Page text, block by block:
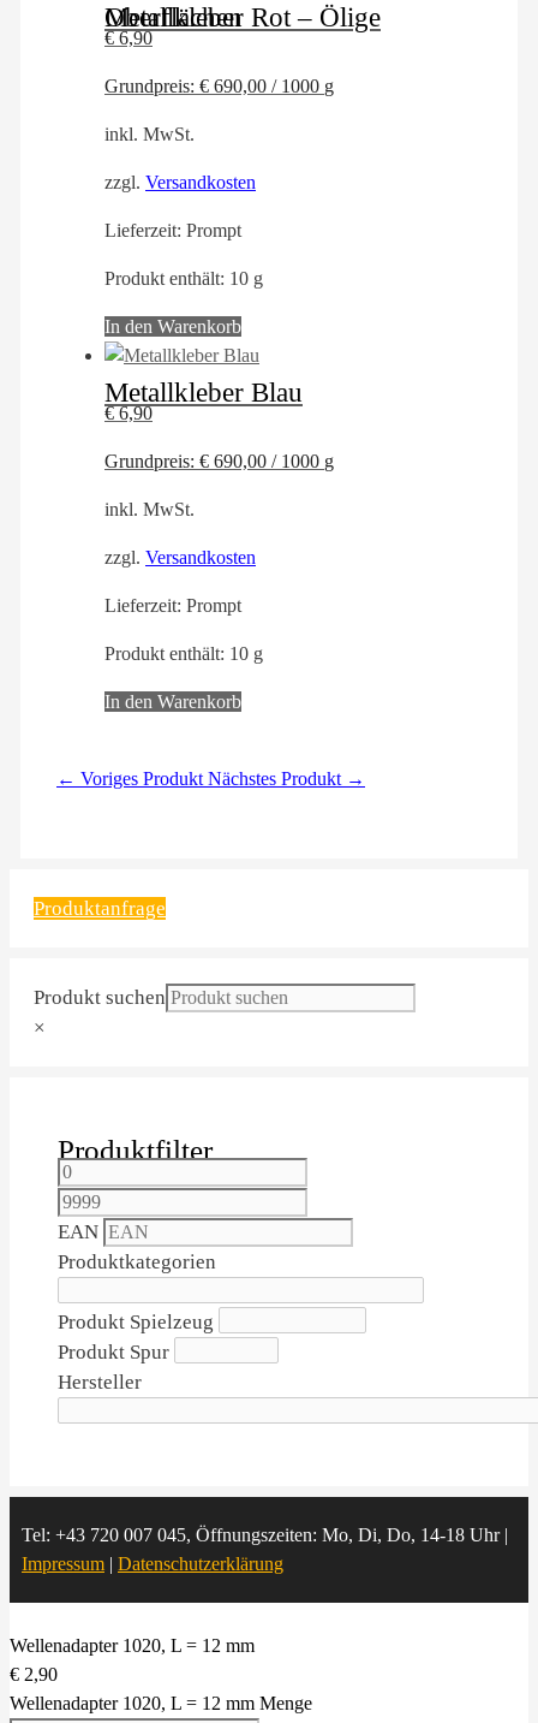
Metallkleber Rot – Ölige Oberflächen
€6,90
Grundpreis: € 690,00 / 1000 g
inkl. MwSt.
zzgl. Versandkosten
Lieferzeit: Prompt
Produkt enthält: 10 g
In den Warenkorb
Metallkleber Blau
€6,90
Grundpreis: € 690,00 / 1000 g
inkl. MwSt.
zzgl. Versandkosten
Lieferzeit: Prompt
Produkt enthält: 10 g
In den Warenkorb
← Voriges Produkt Nächstes Produkt →
Produktanfrage
Produkt suchen
×
Produktfilter
EAN
Produktkategorien
Produkt Spielzeug
Produkt Spur
Hersteller
Tel: +43 720 007 045, Öffnungszeiten: Mo, Di, Do, 14-18 Uhr |
Impressum | Datenschutzerklärung
Wellenadapter 1020, L = 12 mm
€ 2,90
Wellenadapter 1020, L = 12 mm Menge